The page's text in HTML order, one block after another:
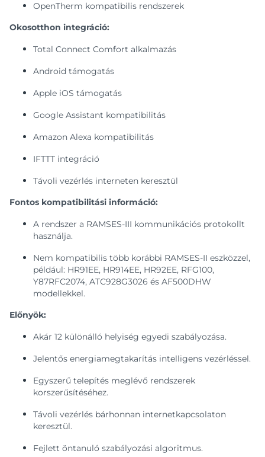
OpenTherm kompatibilis rendszerek
Okosotthon integráció:
Total Connect Comfort alkalmazás
Android támogatás
Apple iOS támogatás
Google Assistant kompatibilitás
Amazon Alexa kompatibilitás
IFTTT integráció
Távoli vezérlés interneten keresztül
Fontos kompatibilitási információ:
A rendszer a RAMSES-III kommunikációs protokollt
használja.
Nem kompatibilis több korábbi RAMSES-II eszközzel,
például: HR91EE, HR914EE, HR92EE, RFG100,
Y87RFC2074, ATC928G3026 és AF500DHW
modellekkel.
Előnyök:
Akár 12 különálló helyiség egyedi szabályozása.
Jelentős energiamegtakarítás intelligens vezérléssel.
Egyszerű telepítés meglévő rendszerek
korszerűsítéséhez.
Távoli vezérlés bárhonnan internetkapcsolaton
keresztül.
Fejlett öntanuló szabályozási algoritmus.